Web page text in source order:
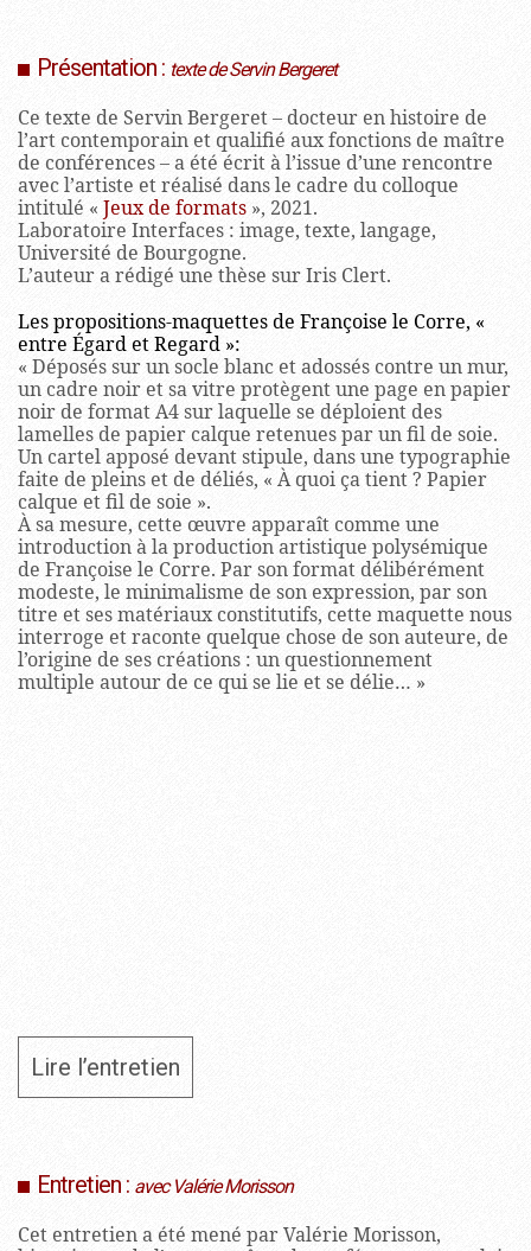
Présentation : texte de Servin Bergeret
Ce texte de Servin Bergeret – docteur en histoire de
l’art contemporain et qualifié aux fonctions de maître
de conférences – a été écrit à l’issue d’une rencontre
avec l’artiste et réalisé dans le cadre du colloque
intitulé « Jeux de formats », 2021.
Laboratoire Interfaces : image, texte, langage,
Université de Bourgogne.
L’auteur a rédigé une thèse sur Iris Clert.
Les propositions-maquettes de Françoise le Corre, «
entre Égard et Regard »:
« Déposés sur un socle blanc et adossés contre un mur,
un cadre noir et sa vitre protègent une page en papier
noir de format A4 sur laquelle se déploient des
lamelles de papier calque retenues par un fil de soie.
Un cartel apposé devant stipule, dans une typographie
faite de pleins et de déliés, « À quoi ça tient ? Papier
calque et fil de soie ».
À sa mesure, cette œuvre apparaît comme une
introduction à la production artistique polysémique
de Françoise le Corre. Par son format délibérément
modeste, le minimalisme de son expression, par son
titre et ses matériaux constitutifs, cette maquette nous
interroge et raconte quelque chose de son auteure, de
l’origine de ses créations : un questionnement
multiple autour de ce qui se lie et se délie… »
Lire l’entretien
Entretien : avec Valérie Morisson
Cet entretien a été mené par Valérie Morisson,